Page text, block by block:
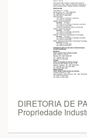
DIRETORIA DE
Propriedade